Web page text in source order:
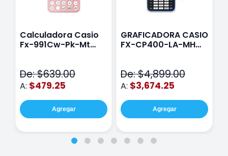
Calculadora Casio
Fx-991Cw-Pk-Mt
De: $639.00
A: $479.25
Agregar
GRAFICADORA CASIO
FX-CP400-LA-MH
De: $4,899.00
A: $3,674.25
Agregar